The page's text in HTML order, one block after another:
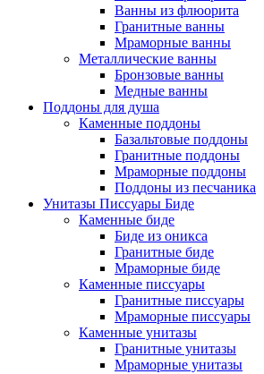
Ванны из флюорита
Гранитные ванны
Мраморные ванны
Металлические ванны
Бронзовые ванны
Медные ванны
Поддоны для душа
Каменные поддоны
Базальтовые поддоны
Гранитные поддоны
Мраморные поддоны
Поддоны из песчаника
Унитазы Писсуары Биде
Каменные биде
Биде из оникса
Гранитные биде
Мраморные биде
Каменные писсуары
Гранитные писсуары
Мраморные писсуары
Каменные унитазы
Гранитные унитазы
Мраморные унитазы